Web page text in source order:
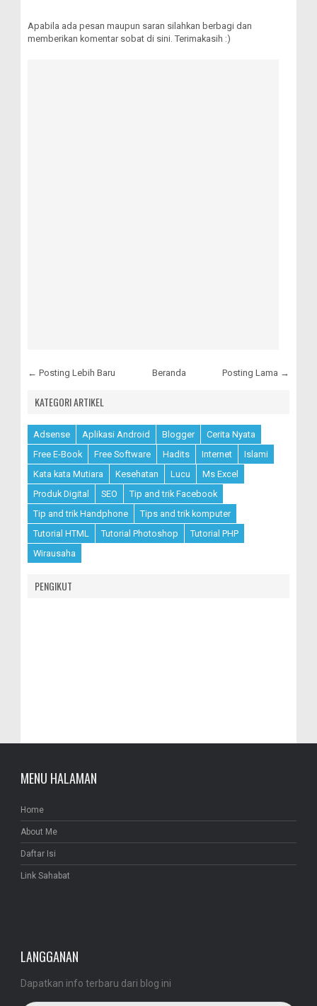
Apabila ada pesan maupun saran silahkan berbagi dan
memberikan komentar sobat di sini. Terimakasih :)
← Posting Lebih Baru Posting Lama →
Beranda
KATEGORI ARTIKEL
Adsense Aplikasi Android Blogger
Cerita Nyata
Free E-Book
Free Software Hadits Internet
Islami
Kata kata Mutiara
Kesehatan Lucu
Ms Excel
Produk Digital
SEO
Tip and trik Facebook
Tip and trik Handphone
Tips and trik komputer
Tutorial HTML
Tutorial Photoshop
Tutorial PHP
Wirausaha
PENGIKUT
MENU HALAMAN
Home
About Me
Daftar Isi
Link Sahabat
LANGGANAN
Dapatkan info terbaru dari blog ini